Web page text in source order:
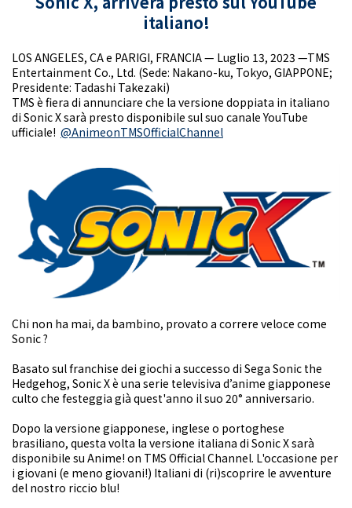
italiano!
LOS ANGELES, CA e PARIGI, FRANCIA — Luglio 13, 2023 —TMS
Entertainment Co., Ltd. (Sede: Nakano-ku, Tokyo, GIAPPONE;
Presidente: Tadashi Takezaki)
TMS è fiera di annunciare che la versione doppiata in italiano
di Sonic X sarà presto disponibile sul suo canale YouTube
ufficiale! @AnimeonTMSOfficialChannel
Chi non ha mai, da bambino, provato a correre veloce come
Sonic ?
Basato sul franchise dei giochi a successo di Sega Sonic the
Hedgehog, Sonic X è una serie televisiva d’anime giapponese
culto che festeggia già quest'anno il suo 20° anniversario.
Dopo la versione giapponese, inglese o portoghese
brasiliano, questa volta la versione italiana di Sonic X sarà
disponibile su Anime! on TMS Official Channel. L'occasione per
i giovani (e meno giovani!) Italiani di (ri)scoprire le avventure
del nostro riccio blu!